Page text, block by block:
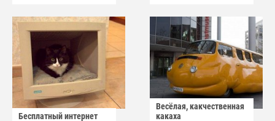
Бесплатный интернет
Весёлая, какчественная
какаха